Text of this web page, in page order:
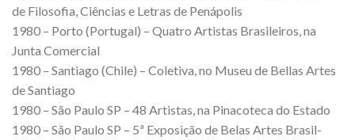
de Filosofia, Ciências e Letras de Penápolis
1980 – Porto (Portugal) – Quatro Artistas Brasileiros, na
Junta Comercial
1980 – Santiago (Chile) – Coletiva, no Museu de Bellas Artes
de Santiago
1980 – São Paulo SP – 48 Artistas, na Pinacoteca do Estado
1980 – São Paulo SP – 5ª Exposição de Belas Artes Brasil-